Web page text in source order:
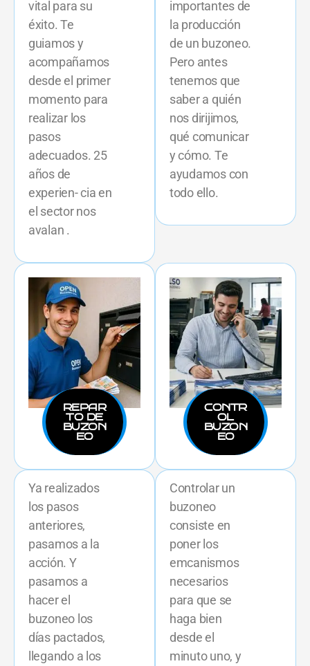
vital para su
éxito. Te
guiamos y
acompañamos
desde el primer
momento para
realizar los
pasos
adecuados. 25
años de
experien- cia en
el sector nos
avalan .
importantes de
la producción
de un buzoneo.
Pero antes
tenemos que
saber a quién
nos dirijimos,
qué comunicar
y cómo. Te
ayudamos con
todo ello.
REPAR
TO DE
BUZON
EO
Ya realizados
los pasos
anteriores,
pasamos a la
acción. Y
pasamos a
hacer el
buzoneo los
días pactados,
llegando a los
CONTR
OL
BUZON
EO
Controlar un
buzoneo
consiste en
poner los
emcanismos
necesarios
para que se
haga bien
desde el
minuto uno, y